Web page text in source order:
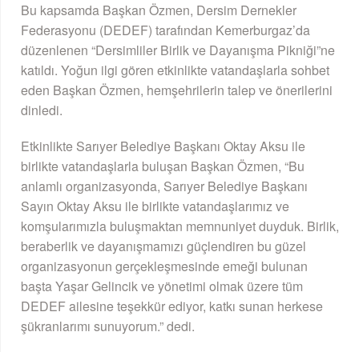
Bu kapsamda Başkan Özmen, Dersim Dernekler
Federasyonu (DEDEF) tarafından Kemerburgaz’da
düzenlenen “Dersimliler Birlik ve Dayanışma Pikniği”ne
katıldı. Yoğun ilgi gören etkinlikte vatandaşlarla sohbet
eden Başkan Özmen, hemşehrilerin talep ve önerilerini
dinledi.
Etkinlikte Sarıyer Belediye Başkanı Oktay Aksu ile
birlikte vatandaşlarla buluşan Başkan Özmen, “Bu
anlamlı organizasyonda, Sarıyer Belediye Başkanı
Sayın Oktay Aksu ile birlikte vatandaşlarımız ve
komşularımızla buluşmaktan memnuniyet duyduk. Birlik,
beraberlik ve dayanışmamızı güçlendiren bu güzel
organizasyonun gerçekleşmesinde emeği bulunan
başta Yaşar Gelincik ve yönetimi olmak üzere tüm
DEDEF ailesine teşekkür ediyor, katkı sunan herkese
şükranlarımı sunuyorum.” dedi.